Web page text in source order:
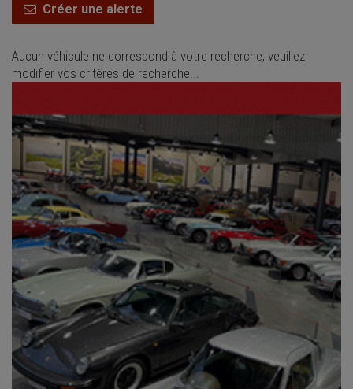
Créer une alerte
Aucun véhicule ne correspond à votre recherche, veuillez
modifier vos critères de recherche...